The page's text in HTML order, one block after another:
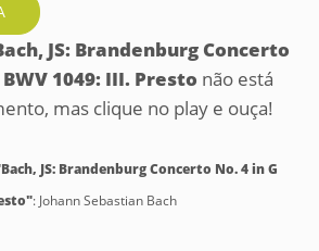
JS: Brandenburg Concerto
1049: III. Presto não está
mas clique no play e ouça!
JS: Brandenburg Concerto No. 4 in G
: Johann Sebastian Bach